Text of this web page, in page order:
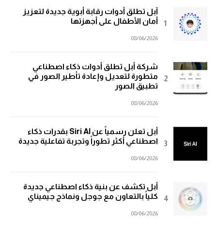
آبل تطلق أدوات رقابة أبوية جديدة لتعزيز
أمان الأطفال على أجهزتها
08/06/2026
شركة أبل تطلق أدوات ذكاء اصطناعي
متطورة لتعديل وإعادة تأطير الصور في
تطبيق الصور
08/06/2026
أبل تعلن رسمياً عن Siri AI بقدرات ذكاء
اصطناعي أكثر تطوراً وتجربة تفاعلية جديدة
08/06/2026
أبل تكشف عن بنية ذكاء اصطناعي جديدة
كلياً بالتعاون مع جوجل ونماذج جيميناي
08/06/2026